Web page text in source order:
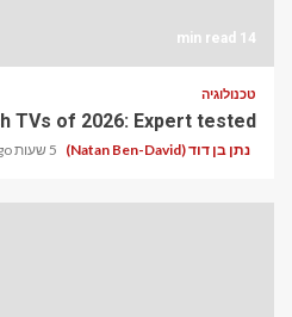
14 min read
טכנולוגיה
TVs of 2026: Expert tested
נתן בן דוד (Natan Ben-David) 5 שעות ago